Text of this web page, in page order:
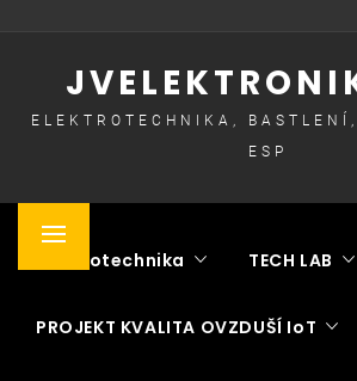
ELEKTROTECHNIKA,
ESP
Primary
Elektrotechnika TECH LAB
PROJEKT KVALITA OVZDUŠÍ IoT